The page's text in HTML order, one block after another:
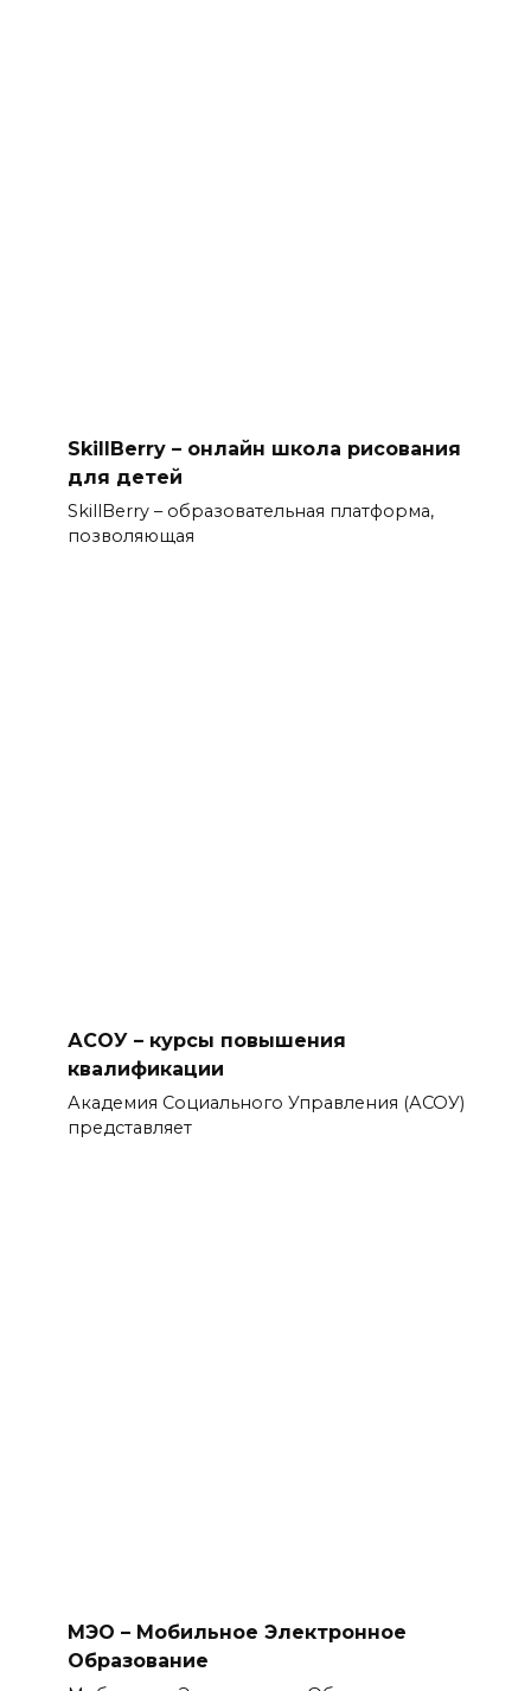
SkillBerry – онлайн школа рисования
для детей
SkillBerry – образовательная платформа,
позволяющая
АСОУ – курсы повышения
квалификации
Академия Социального Управления (АСОУ)
представляет
МЭО – Мобильное Электронное
Образование